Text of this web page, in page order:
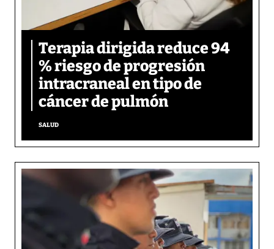
Terapia dirigida reduce 94
% riesgo de progresión
intracraneal en tipo de
cáncer de pulmón
SALUD